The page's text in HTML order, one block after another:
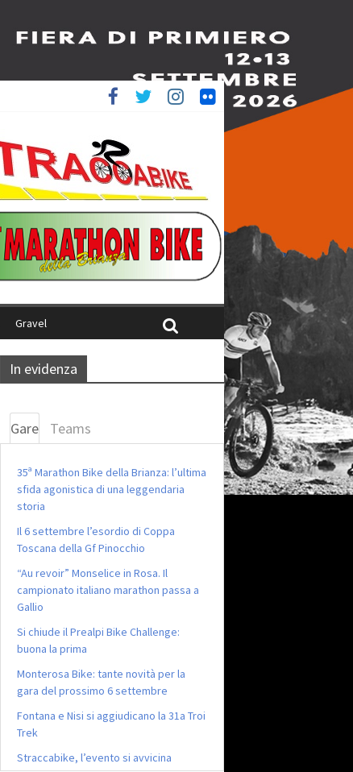
Gravel
In evidenza
Gare Teams
35ª Marathon Bike della Brianza: l’ultima
sfida agonistica di una leggendaria
storia
Il 6 settembre l’esordio di Coppa
Toscana della Gf Pinocchio
“Au revoir” Monselice in Rosa. Il
campionato italiano marathon passa a
Gallio
Si chiude il Prealpi Bike Challenge:
buona la prima
Monterosa Bike: tante novità per la
gara del prossimo 6 settembre
Fontana e Nisi si aggiudicano la 31a Troi
Trek
Straccabike, l’evento si avvicina